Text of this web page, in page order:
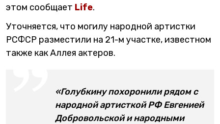
этом сообщает Life.
Уточняется, что могилу народной артистки
РСФСР разместили на 21-м участке, известном
также как Аллея актеров.
«Голубкину похоронили рядом с
народной артисткой РФ Евгенией
Добровольской и народными